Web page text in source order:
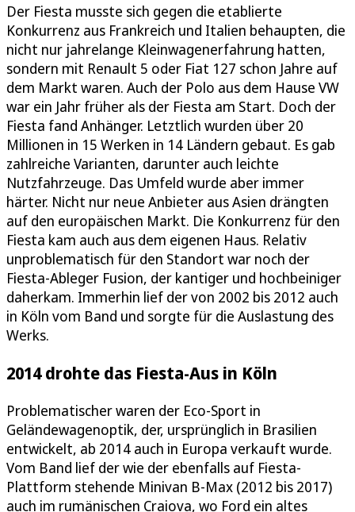
Der Fiesta musste sich gegen die etablierte
Konkurrenz aus Frankreich und Italien behaupten, die
nicht nur jahrelange Kleinwagenerfahrung hatten,
sondern mit Renault 5 oder Fiat 127 schon Jahre auf
dem Markt waren. Auch der Polo aus dem Hause VW
war ein Jahr früher als der Fiesta am Start. Doch der
Fiesta fand Anhänger. Letztlich wurden über 20
Millionen in 15 Werken in 14 Ländern gebaut. Es gab
zahlreiche Varianten, darunter auch leichte
Nutzfahrzeuge. Das Umfeld wurde aber immer
härter. Nicht nur neue Anbieter aus Asien drängten
auf den europäischen Markt. Die Konkurrenz für den
Fiesta kam auch aus dem eigenen Haus. Relativ
unproblematisch für den Standort war noch der
Fiesta-Ableger Fusion, der kantiger und hochbeiniger
daherkam. Immerhin lief der von 2002 bis 2012 auch
in Köln vom Band und sorgte für die Auslastung des
Werks.
2014 drohte das Fiesta-Aus in Köln
Problematischer waren der Eco-Sport in
Geländewagenoptik, der, ursprünglich in Brasilien
entwickelt, ab 2014 auch in Europa verkauft wurde.
Vom Band lief der wie der ebenfalls auf Fiesta-
Plattform stehende Minivan B-Max (2012 bis 2017)
auch im rumänischen Craiova, wo Ford ein altes